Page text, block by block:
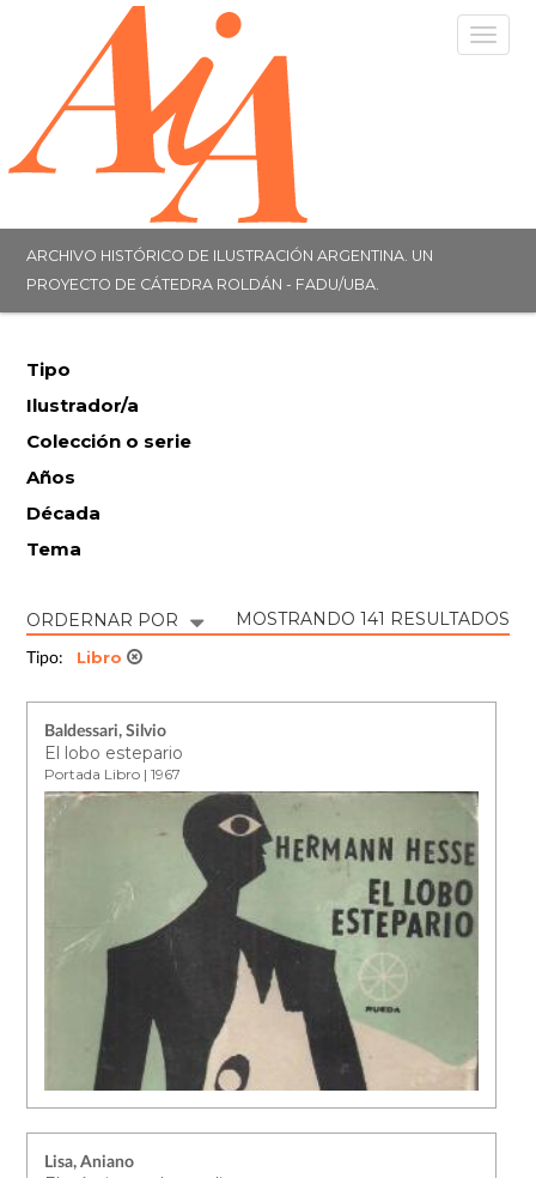
ARCHIVO HISTÓRICO DE ILUSTRACIÓN ARGENTINA. UN
PROYECTO DE CÁTEDRA ROLDÁN - FADU/UBA.
Tipo
Ilustrador/a
Colección o serie
Años
Década
Tema
ORDERNAR POR MOSTRANDO 141 RESULTADOS
Tipo: Libro
Baldessari, Silvio
El lobo estepario
Portada Libro | 1967
Lisa, Aniano